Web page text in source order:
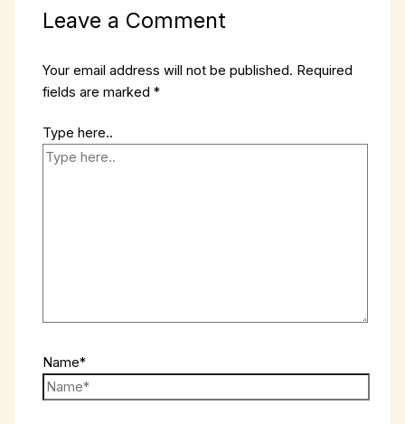
Leave a Comment
Your email address will not be published. Required
fields are marked*
Type here..
Name*